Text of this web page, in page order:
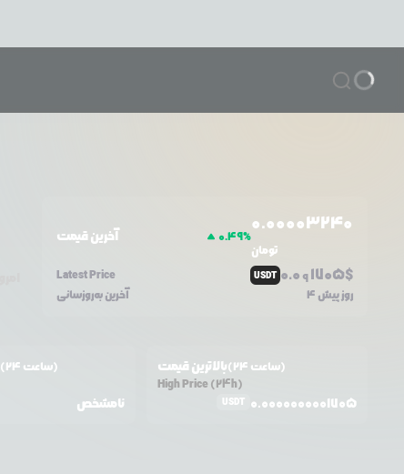
آخرین قیمت 0.49%
0.00003240
تومان
Latest Price
USDT 0.0 91705$
آخرین به‌روزسانی 4 روز پیش
(24 ساعت)
نامشخص
بالاترین قیمت
(24 ساعت)
High Price (24h)
USDT 0.0000000001705